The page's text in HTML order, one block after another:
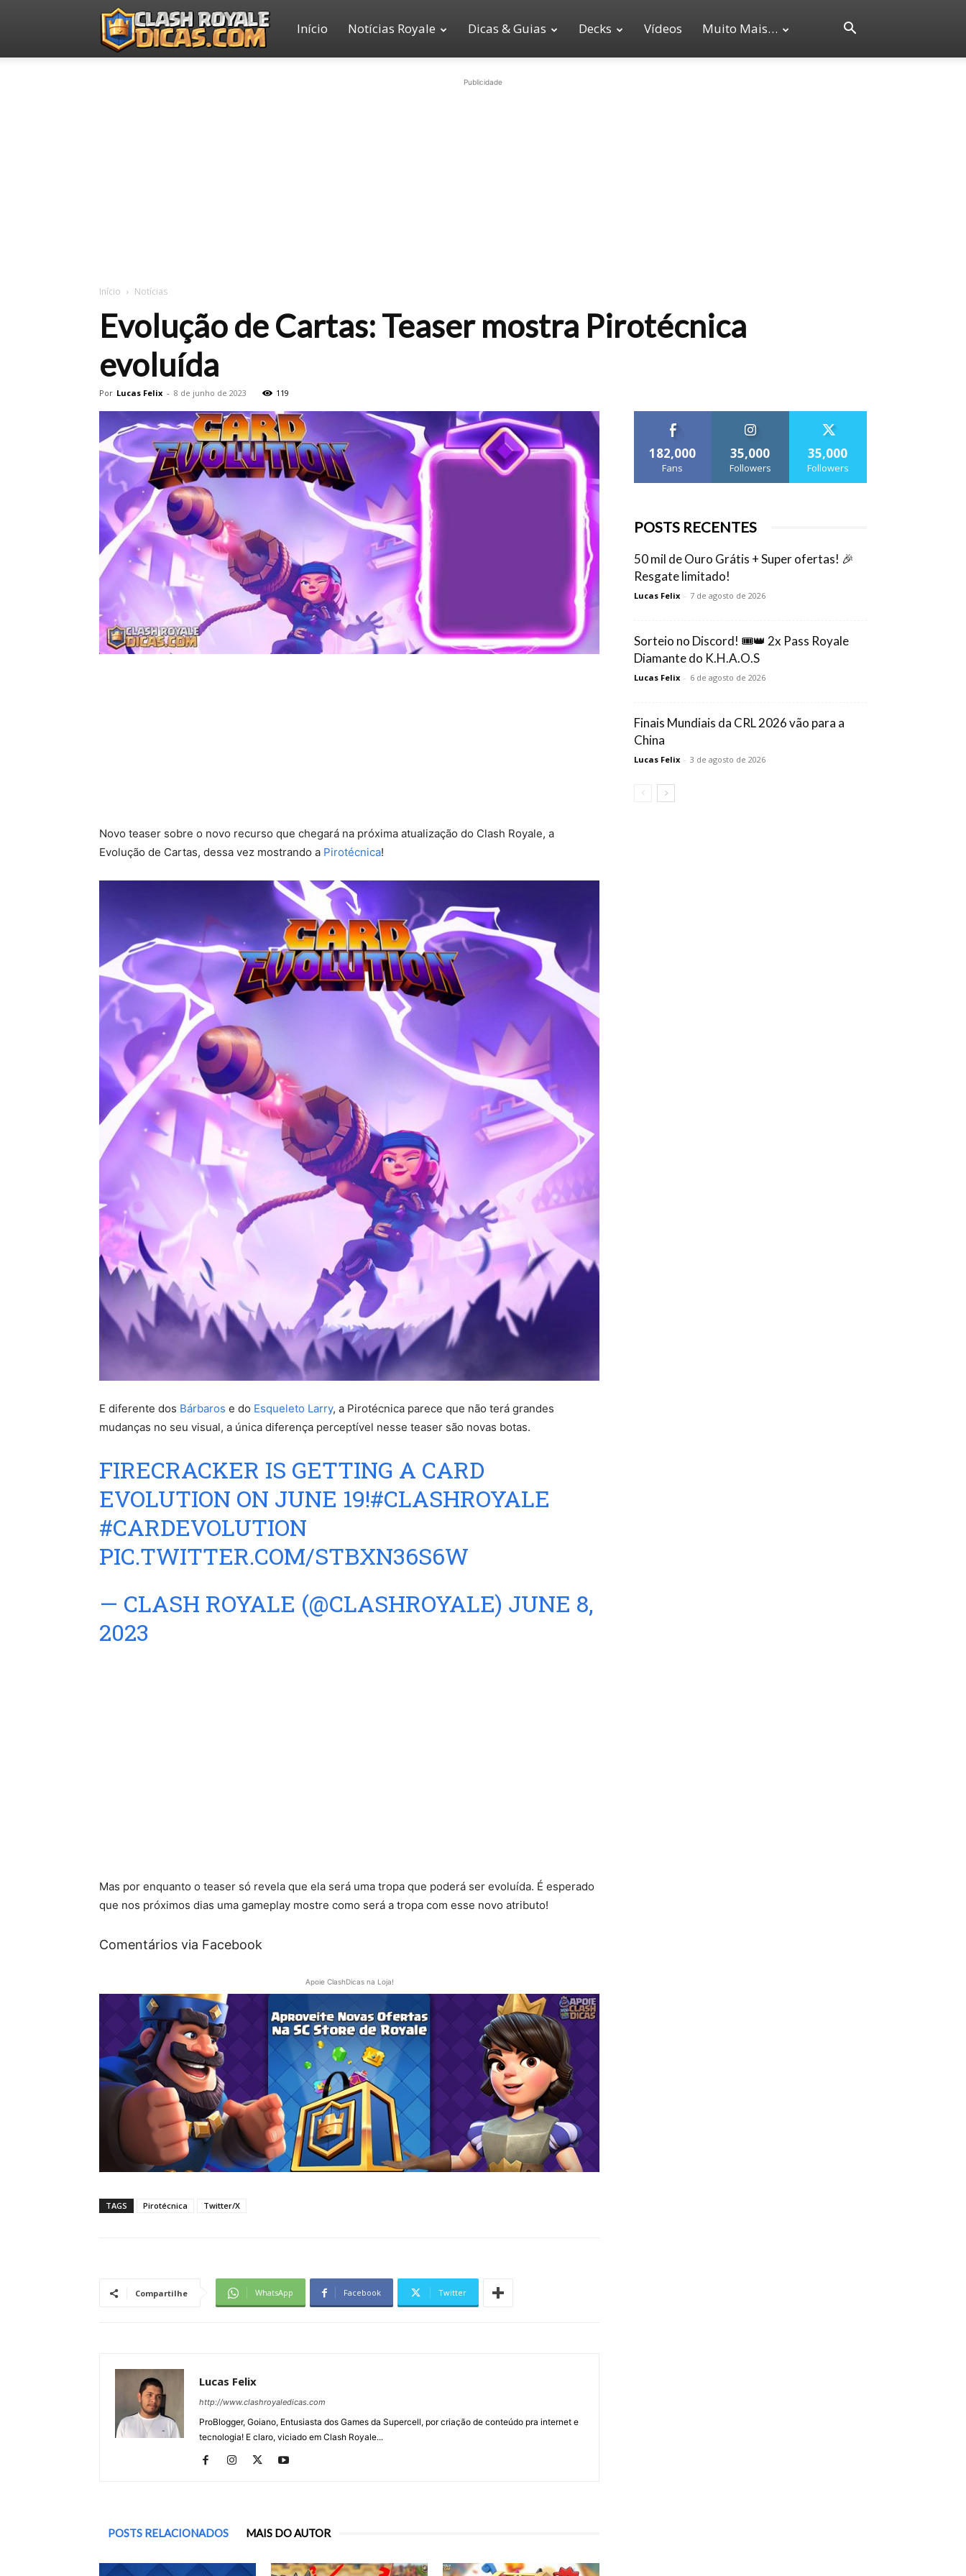
Clash
Início Notícias Royale Dicas & Guias Decks Vídeos Muito Mais…
Publicidade
Início Notícias
Evolução de Cartas: Teaser mostra Pirotécnica
evoluída
Por Lucas Felix - 8 de junho de 2023 119
Novo teaser sobre o novo recurso que chegará na próxima atualização do Clash Royale, a
Evolução de Cartas, dessa vez mostrando a Pirotécnica!
E diferente dos Bárbaros e do Esqueleto Larry, a Pirotécnica parece que não terá grandes
mudanças no seu visual, a única diferença perceptível nesse teaser são novas botas.
FIRECRACKER IS GETTING A CARD
EVOLUTION ON JUNE 19!#CLASHROYALE
#CARDEVOLUTION
PIC.TWITTER.COM/STBXN36S6W
— CLASH ROYALE (@CLASHROYALE) JUNE 8,
2023
Mas por enquanto o teaser só revela que ela será uma tropa que poderá ser evoluída. É esperado
que nos próximos dias uma gameplay mostre como será a tropa com esse novo atributo!
Comentários via Facebook
Apoie ClashDicas na Loja!
TAGS Pirotécnica Twitter/X
Compartilhe WhatsApp Facebook Twitter
Lucas Felix
http://www.clashroyaledicas.com
ProBlogger, Goiano, Entusiasta dos Games da Supercell, por criação de conteúdo pra internet e
tecnologia! E claro, viciado em Clash Royale...
POSTS RELACIONADOS MAIS DO AUTOR
182,000
Fans
35,000
Followers
35,000
Followers
POSTS RECENTES
50 mil de Ouro Grátis + Super ofertas! 🎉
Resgate limitado!
Lucas Felix - 7 de agosto de 2026
Sorteio no Discord! 🎟️👑 2x Pass Royale
Diamante do K.H.A.O.S
Lucas Felix - 6 de agosto de 2026
Finais Mundiais da CRL 2026 vão para a
China
Lucas Felix - 3 de agosto de 2026